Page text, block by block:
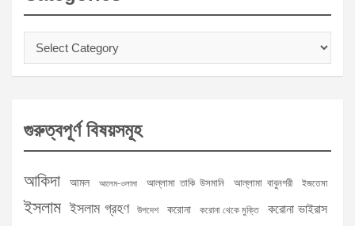
Categories
গুরুত্বপূর্ণ বিষয়সমূহ
আকিদা আমল আলেম-ওলামা আল্লামা তাকি উসমানি আল্লামা বাবুনগরী ইজতেমা
ইসলাম ইসলাম গ্রহণ উপদেশ করোনা করোনা থেকে মুক্তি করোনা ভাইরাস